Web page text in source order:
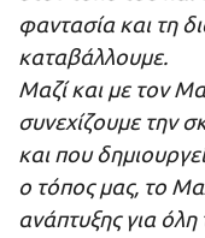
φαντασία και τη
καταβάλλουμε.
Μαζί και με τον
συνεχίζουμε την
και που
ο τόπος μας, το
ανάπτυξης για